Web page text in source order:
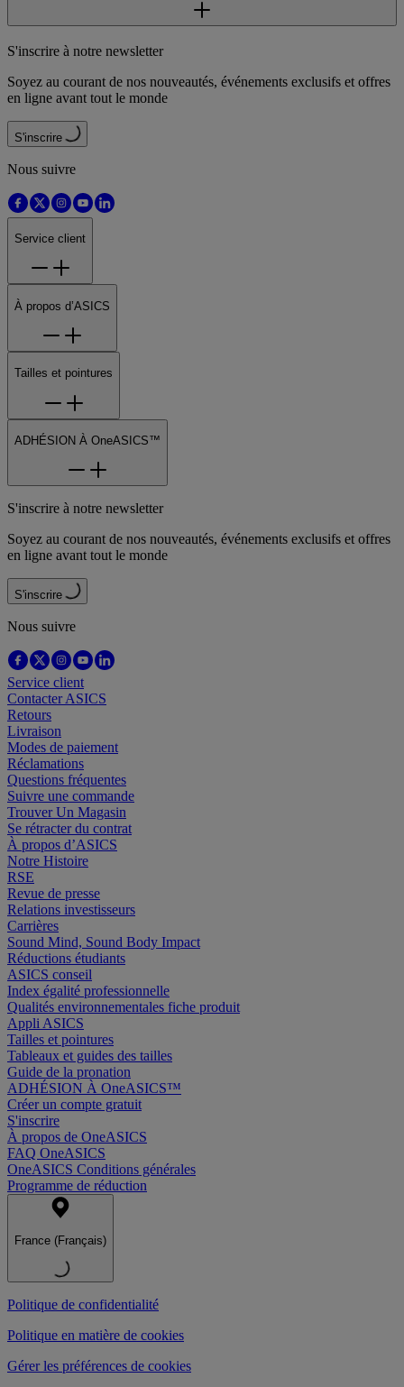
S'inscrire à notre newsletter
Soyez au courant de nos nouveautés, événements exclusifs et offres
en ligne avant tout le monde
S'inscrire
Nous suivre
Service client
À propos d’ASICS
Tailles et pointures
ADHÉSION À OneASICS™
S'inscrire à notre newsletter
Soyez au courant de nos nouveautés, événements exclusifs et offres
en ligne avant tout le monde
S'inscrire
Nous suivre
Service client
Contacter ASICS
Retours
Livraison
Modes de paiement
Réclamations
Questions fréquentes
Suivre une commande
Trouver Un Magasin
Se rétracter du contrat
À propos d’ASICS
Notre Histoire
RSE
Revue de presse
Relations investisseurs
Carrières
Sound Mind, Sound Body Impact
Réductions étudiants
ASICS conseil
Index égalité professionnelle
Qualités environnementales fiche produit
Appli ASICS
Tailles et pointures
Tableaux et guides des tailles
Guide de la pronation
ADHÉSION À OneASICS™
Créer un compte gratuit
S'inscrire
À propos de OneASICS
FAQ OneASICS
OneASICS Conditions générales
Programme de réduction
France (Français)
Politique de confidentialité
Politique en matière de cookies
Gérer les préférences de cookies